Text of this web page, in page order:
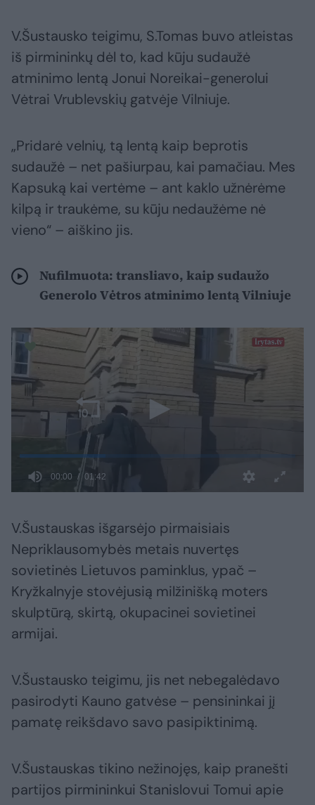
V.Šustausko teigimu, S.Tomas buvo atleistas
iš pirmininkų dėl to, kad kūju sudaužė
atminimo lentą Jonui Noreikai-generolui
Vėtrai Vrublevskių gatvėje Vilniuje.
„Pridarė velnių, tą lentą kaip beprotis
sudaužė – net pašiurpau, kai pamačiau. Mes
Kapsuką kai vertėme – ant kaklo užnėrėme
kilpą ir traukėme, su kūju nedaužėme nė
vieno“ – aiškino jis.
Nufilmuota: transliavo, kaip sudaužo
Generolo Vėtros atminimo lentą Vilniuje
V.Šustauskas išgarsėjo pirmaisiais
Nepriklausomybės metais nuvertęs
sovietinės Lietuvos paminklus, ypač –
Kryžkalnyje stovėjusią milžinišką moters
skulptūrą, skirtą, okupacinei sovietinei
armijai.
V.Šustausko teigimu, jis net nebegalėdavo
pasirodyti Kauno gatvėse – pensininkai jį
pamatę reikšdavo savo pasipiktinimą.
V.Šustauskas tikino nežinojęs, kaip pranešti
partijos pirmininkui Stanislovui Tomui apie